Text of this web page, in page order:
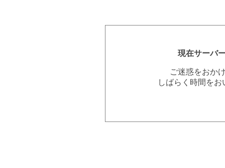
現在サーバ
ご迷惑をおか
しばらく時間を